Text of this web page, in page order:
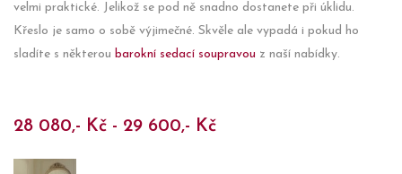
velmi praktické. Jelikož se pod ně snadno dostanete při úklidu.
Křeslo je samo o sobě výjimečné. Skvěle ale vypadá i pokud ho
sladíte s některou barokní sedací soupravou z naší nabídky.
28 080,- Kč - 29 600,- Kč